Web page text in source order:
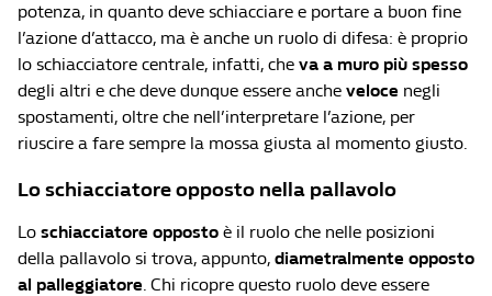
potenza, in quanto deve schiacciare e portare a buon fine
l’azione d’attacco, ma è anche un ruolo di difesa: è proprio
lo schiacciatore centrale, infatti, che va a muro più spesso
degli altri e che deve dunque essere anche veloce negli
spostamenti, oltre che nell’interpretare l’azione, per
riuscire a fare sempre la mossa giusta al momento giusto.
Lo schiacciatore opposto nella pallavolo
Lo schiacciatore opposto è il ruolo che nelle posizioni
della pallavolo si trova, appunto, diametralmente opposto
al palleggiatore. Chi ricopre questo ruolo deve essere